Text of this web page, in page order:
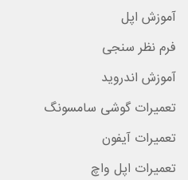
آموزش اپل
فرم نظر سنجی
آموزش اندروید
تعمیرات گوشی سامسونگ
تعمیرات آیفون
تعمیرات اپل واچ